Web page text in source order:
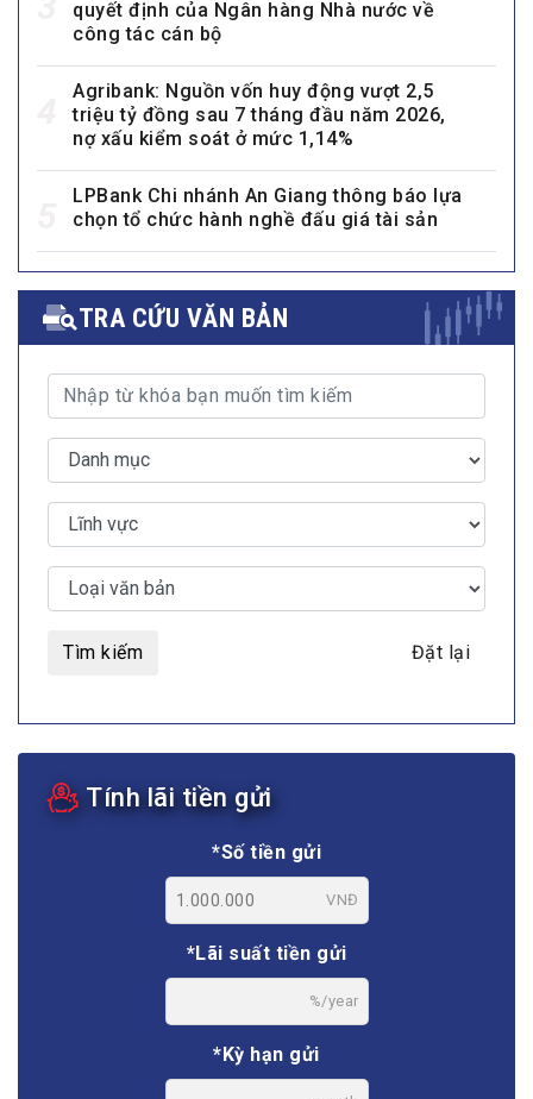
quyết định của Ngân hàng Nhà nước về
công tác cán bộ
Agribank: Nguồn vốn huy động vượt 2,5
triệu tỷ đồng sau 7 tháng đầu năm 2026,
nợ xấu kiểm soát ở mức 1,14%
LPBank Chi nhánh An Giang thông báo lựa
chọn tổ chức hành nghề đấu giá tài sản
TRA CỨU VĂN BẢN
Tìm kiếm Đặt lại
Tính lãi tiền gửi
*Số tiền gửi
VNĐ
*Lãi suất tiền gửi
%/year
*Kỳ hạn gửi